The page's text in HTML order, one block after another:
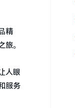
精
。
人眼
服务